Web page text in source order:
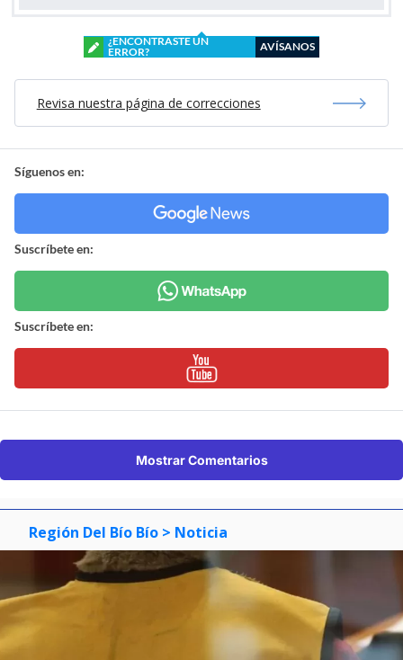
¿ENCONTRASTE UN
ERROR?
AVÍSANOS
Revisa nuestra página de correcciones
Síguenos en:
Suscríbete en:
Suscríbete en:
Mostrar Comentarios
Región Del Bío Bío > Noticia